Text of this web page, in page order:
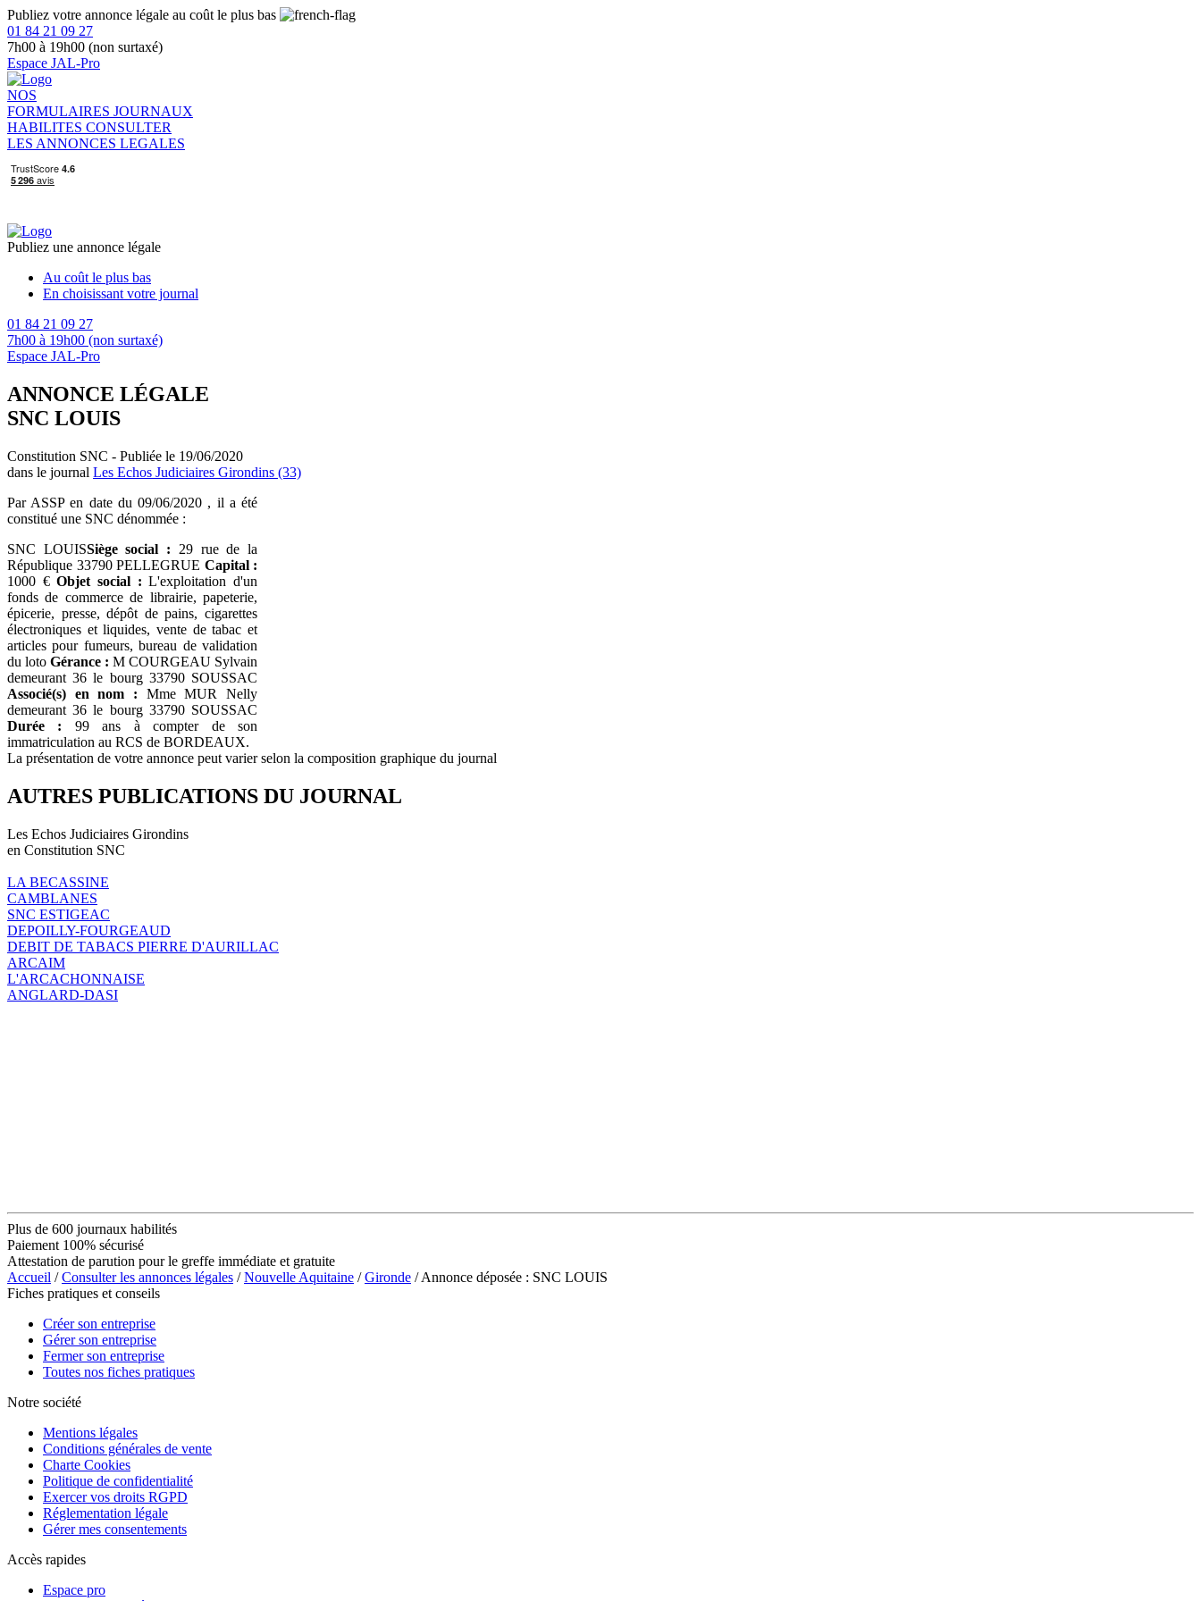
Publiez votre annonce légale au coût le plus bas
01 84 21 09 27
7h00 à 19h00 (non surtaxé)
Espace JAL-Pro
NOS
FORMULAIRES JOURNAUX
HABILITES CONSULTER
LES ANNONCES LEGALES
Publiez une annonce légale
Au coût le plus bas
En choisissant votre journal
01 84 21 09 27
7h00 à 19h00 (non surtaxé)
Espace JAL-Pro
ANNONCE LÉGALE
SNC LOUIS
Constitution SNC - Publiée le 19/06/2020
dans le journal Les Echos Judiciaires Girondins (33)
Par ASSP en date du 09/06/2020 , il a été
constitué une SNC dénommée :
SNC LOUISSiège social : 29 rue de la
République 33790 PELLEGRUE Capital :
1000 €Objet social : L'exploitation d'un
fonds de commerce de librairie, papeterie,
épicerie, presse, dépôt de pains, cigarettes
électroniques et liquides, vente de tabac et
articles pour fumeurs, bureau de validation
du loto Gérance : M COURGEAU Sylvain
demeurant 36 le bourg 33790 SOUSSAC
Associé(s) en nom : Mme MUR Nelly
demeurant 36 le bourg 33790 SOUSSAC
Durée : 99 ans à compter de son
immatriculation au RCS de BORDEAUX.
La présentation de votre annonce peut varier selon la composition graphique du journal
AUTRES PUBLICATIONS DU JOURNAL
Les Echos Judiciaires Girondins
en Constitution SNC
LA BECASSINE
CAMBLANES
SNC ESTIGEAC
DEPOILLY-FOURGEAUD
DEBIT DE TABACS PIERRE D'AURILLAC
ARCAIM
L'ARCACHONNAISE
ANGLARD-DASI
Plus de 600 journaux habilités
Paiement 100% sécurisé
Attestation de parution pour le greffe immédiate et gratuite
Accueil /Consulter les annonces légales /Nouvelle Aquitaine /Gironde / Annonce déposée : SNC LOUIS
Fiches pratiques et conseils
Créer son entreprise
Gérer son entreprise
Fermer son entreprise
Toutes nos fiches pratiques
Notre société
Mentions légales
Conditions générales de vente
Charte Cookies
Politique de confidentialité
Exercer vos droits RGPD
Réglementation légale
Gérer mes consentements
Accès rapides
Espace pro